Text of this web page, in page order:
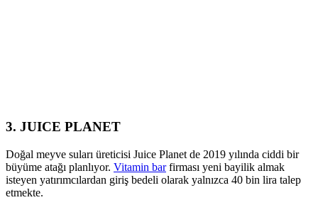
3. JUICE PLANET
Doğal meyve suları üreticisi Juice Planet de 2019 yılında ciddi bir
büyüme atağı planlıyor. Vitamin barfirması yeni bayilik almak
isteyen yatırımcılardan giriş bedeli olarak yalnızca 40 bin lira talep
etmekte.